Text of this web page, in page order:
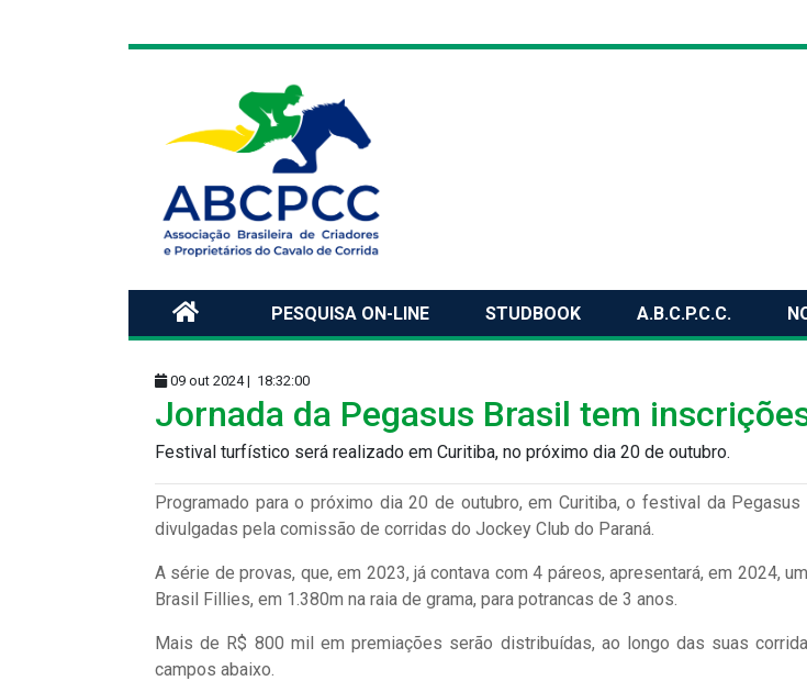
PESQUISA ON-LINE STUDBOOK A.B.C.P.C.C.
09 out 2024 | 18:32:00
Jornada da Pegasus Brasil tem
Festival turfístico será realizado em Curitiba, no próximo dia 20 de outubro.
Programado para o próximo dia 20 de outubro, em Curitiba, o festival da
divulgadas pela comissão de corridas do Jockey Club do Paraná.
A série de provas, que, em 2023, já contava com 4 páreos, apresentará, em 2024,
Brasil Fillies, em 1.380m na raia de grama, para potrancas de 3 anos.
Mais de R$ 800 mil em premiações serão distribuídas, ao longo das suas
campos abaixo.